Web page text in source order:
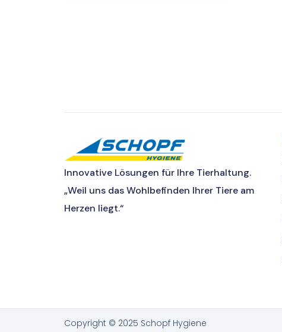
Innovative Lösungen für Ihre Tierhaltung.
„Weil uns das Wohlbefinden Ihrer Tiere am
Herzen liegt.“
Copyright © 2025 Schopf Hygiene